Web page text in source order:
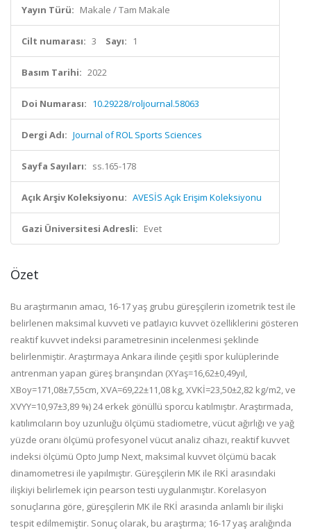
Yayın Türü: Makale / Tam Makale
Cilt numarası: 3 Sayı: 1
Basım Tarihi: 2022
Doi Numarası: 10.29228/roljournal.58063
Dergi Adı: Journal of ROL Sports Sciences
Sayfa Sayıları: ss.165-178
Açık Arşiv Koleksiyonu: AVESİS Açık Erişim Koleksiyonu
Gazi Üniversitesi Adresli: Evet
Özet
Bu araştırmanın amacı, 16-17 yaş grubu güreşçilerin izometrik test ile
belirlenen maksimal kuvveti ve patlayıcı kuvvet özelliklerini gösteren
reaktif kuvvet indeksi parametresinin incelenmesi şeklinde
belirlenmiştir. Araştırmaya Ankara ilinde çeşitli spor kulüplerinde
antrenman yapan güreş branşından (XYaş=16,62±0,49yıl,
XBoy=171,08±7,55cm, XVA=69,22±11,08 kg, XVKİ=23,50±2,82 kg/m2, ve
XVYY=10,97±3,89 %) 24 erkek gönüllü sporcu katılmıştır. Araştırmada,
katılımcıların boy uzunluğu ölçümü stadiometre, vücut ağırlığı ve yağ
yüzde oranı ölçümü profesyonel vücut analiz cihazı, reaktif kuvvet
indeksi ölçümü Opto Jump Next, maksimal kuvvet ölçümü bacak
dinamometresi ile yapılmıştır. Güreşçilerin MK ile RKİ arasındaki
ilişkiyi belirlemek için pearson testi uygulanmıştır. Korelasyon
sonuçlarına göre, güreşçilerin MK ile RKİ arasında anlamlı bir ilişki
tespit edilmemiştir. Sonuç olarak, bu araştırma; 16-17 yaş aralığında